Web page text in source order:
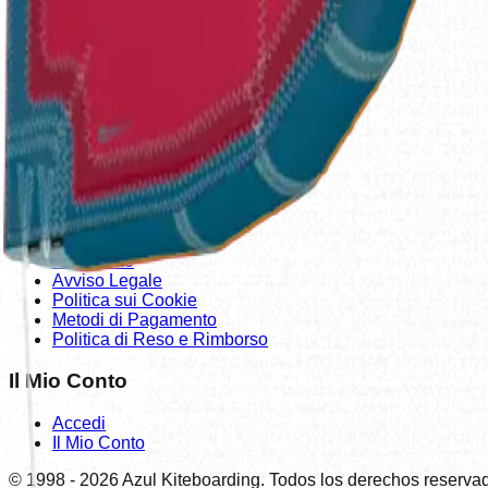
sognicanarias.com
Prodotti
Negozio
Outlet
Nuova Stagione
La Nostra Azienda
Contattaci
Chi Siamo
Avviso Legale
Politica sui Cookie
Metodi di Pagamento
Politica di Reso e Rimborso
Il Mio Conto
Accedi
Il Mio Conto
© 1998 - 2026Azul Kiteboarding. Todos los derechos